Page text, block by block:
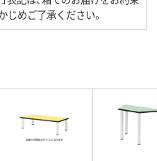
じめご了承ください。